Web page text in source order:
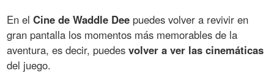
En elCine de Waddle Dee puedes volver a revivir en
gran pantalla los momentos más memorables de la
aventura, es decir, puedesvolver a ver las cinemáticas
del juego.